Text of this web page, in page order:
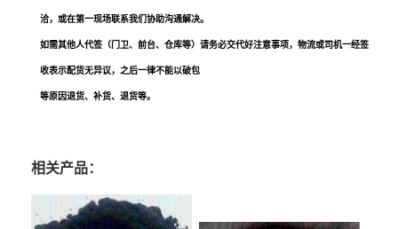
洽，或在第一现场联系我们协助沟通解决。
如需其他人代签（门卫、前台、仓库等）请务必交代好注意事项，物流或司机一经签
收表示配货无异议，之后一律不能以破包
等原因退货、补货、退货等。
相关产品：